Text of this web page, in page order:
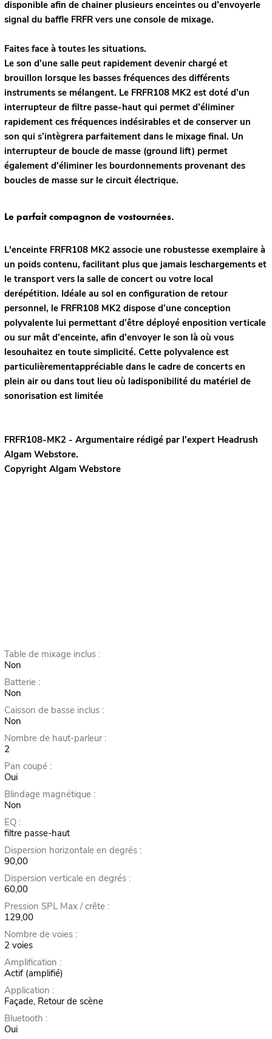
disponible afin de chainer plusieurs enceintes ou d’envoyerle
signal du baffle FRFR vers une console de mixage.
Faites face à toutes les situations.
Le son d’une salle peut rapidement devenir chargé et
brouillon lorsque les basses fréquences des différents
instruments se mélangent. Le FRFR108 MK2 est doté d’un
interrupteur de filtre passe-haut qui permet d’éliminer
rapidement ces fréquences indésirables et de conserver un
son qui s’intègrera parfaitement dans le mixage final. Un
interrupteur de boucle de masse (ground lift) permet
également d’éliminer les bourdonnements provenant des
boucles de masse sur le circuit électrique.
Le parfait compagnon de vostournées.
L'enceinte FRFR108 MK2 associe une robustesse exemplaire à
un poids contenu, facilitant plus que jamais leschargements et
le transport vers la salle de concert ou votre local
derépétition. Idéale au sol en configuration de retour
personnel, le FRFR108 MK2 dispose d’une conception
polyvalente lui permettant d’être déployé enposition verticale
ou sur mât d’enceinte, afin d’envoyer le son là où vous
lesouhaitez en toute simplicité. Cette polyvalence est
particulièrementappréciable dans le cadre de concerts en
plein air ou dans tout lieu où ladisponibilité du matériel de
sonorisation est limitée
FRFR108-MK2 - Argumentaire rédigé par l’expert Headrush
Algam Webstore.
Copyright Algam Webstore
Table de mixage inclus :
Non
Batterie :
Non
Caisson de basse inclus :
Non
Nombre de haut-parleur :
2
Pan coupé :
Oui
Blindage magnétique :
Non
EQ :
filtre passe-haut
Dispersion horizontale en degrés :
90,00
Dispersion verticale en degrés :
60,00
Pression SPL Max / crête :
129,00
Nombre de voies :
2 voies
Amplification :
Actif (amplifié)
Application :
Façade, Retour de scène
Bluetooth :
Oui